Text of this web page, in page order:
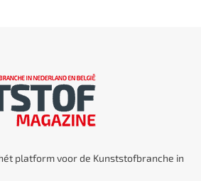
platform voor de Kunststofbranche in